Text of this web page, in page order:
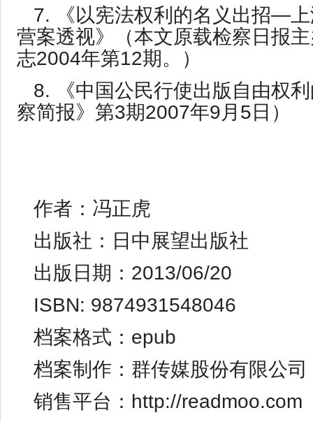
7. 《以宪法权利的名义出招—
营案透视》（本文原载检察日报
志2004年第12期。）
8. 《中国公民行使出版自由权
察简报》第3期2007年9月5日）
作者：冯正虎
出版社：日中展望出版社
出版日期：2013/06/20
ISBN: 9874931548046
档案格式：epub
档案制作：群传媒股份有限公司
销售平台： http://readmoo.com